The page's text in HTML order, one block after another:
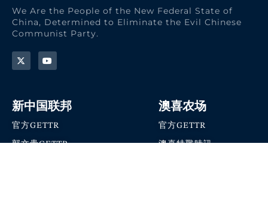
We Are the People of the New Federal State of
China, Determined to Eliminate the Evil Chinese
Communist Party.
新中国联邦
官方GETTR
郭文贵GETTR
澳喜农场
官方GETTR
澳喜特戰時訊